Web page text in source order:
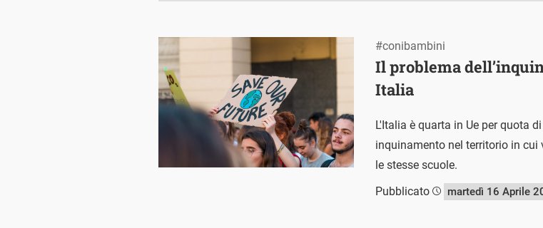
Il problema
Italia
#conibambini
L'Italia è quarta in Ue per quota
inquinamento nel territorio in
le stesse scuole.
Pubblicato
martedì 16 Aprile